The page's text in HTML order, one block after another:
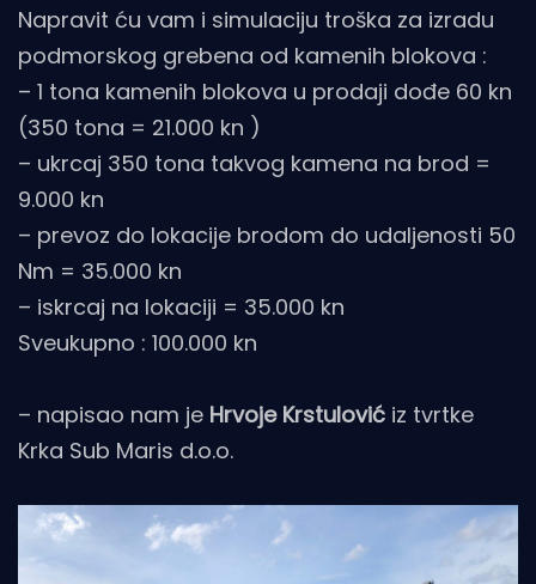
Napravit ću vam i simulaciju troška za izradu
podmorskog grebena od kamenih blokova :
– 1 tona kamenih blokova u prodaji dođe 60 kn
(350 tona = 21.000 kn )
– ukrcaj 350 tona takvog kamena na brod =
9.000 kn
– prevoz do lokacije brodom do udaljenosti 50
Nm = 35.000 kn
– iskrcaj na lokaciji = 35.000 kn
Sveukupno : 100.000 kn
– napisao nam je Hrvoje Krstulović iz tvrtke
Krka Sub Maris d.o.o.